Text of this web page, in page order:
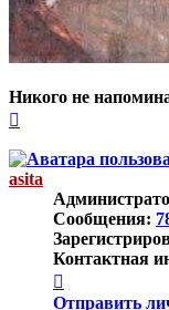
Никого не
началу
asita
Сообщения:
Контактная
информация
Отправить